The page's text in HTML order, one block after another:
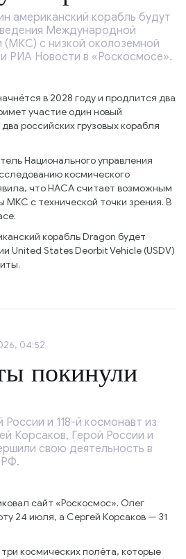
американский корабль будут
Международной
(МКС) с низкой околоземной
РИА Новости в «Роскосмосе».
в 2028 году и продлится два
участие один новый
российских грузовых корабля
Национального управления
космического
что НАСА считает возможным
МКС с технической точки зрения. В
корабль Dragon будет
United States Deorbit Vehicle (USDV)
04:52
покинули
и 118-й космонавт из
Корсаков, Герой России и
свою деятельность в
РФ.
сайт «Роскосмос». Олег
24 июля, а Сергей Корсаков — 31
космических полёта, которые